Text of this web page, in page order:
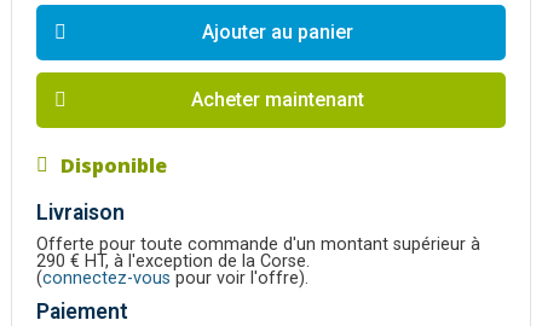
Ajouter au panier
Acheter maintenant
Disponible
Livraison
Offerte pour toute commande d'un montant supérieur à
290 € HT, à l'exception de la Corse.
(connectez-vous pour voir l'offre).
Paiement